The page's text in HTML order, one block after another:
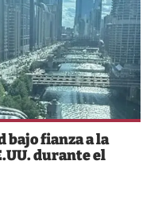
bajo fianza a la
durante el